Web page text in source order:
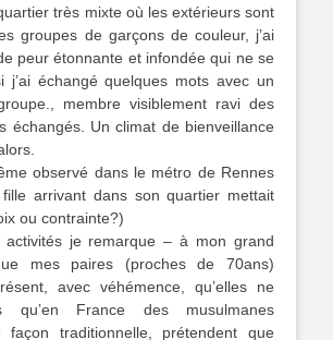
très mixte où les extérieurs sont
groupes de garçons de couleur, j’ai
peur étonnante et infondée qui ne se
j’ai échangé quelques mots avec un
membre visiblement ravi des
échangés. Un climat de bienveillance
observé dans le métro de Rennes
fille arrivant dans son quartier mettait
ou contrainte?)
je remarque – à mon grand
mes paires (proches de 70ans)
avec véhémence, qu’elles ne
qu’en France des musulmanes
façon traditionnelle, prétendent que